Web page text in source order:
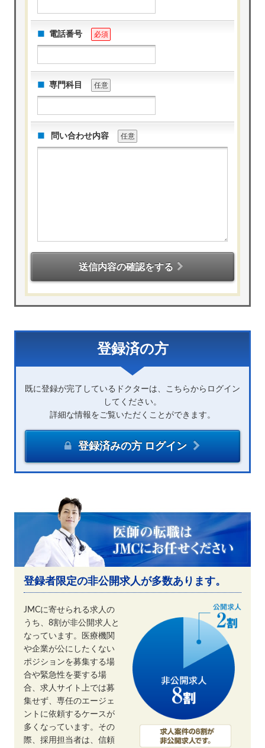
電話番号 必須
専門科目 任意
問い合わせ内容 任意
送信内容の確認をする
登録済の方
既に登録が完了しているドクターは、こちらからログイン
してください。
詳細な情報をご覧いただくことができます。
登録済みの方 ログイン
登録者限定の非公開求人が多数あります。
JMCに寄せられる求人の
うち、8割が非公開求人と
なっています。医療機関
や企業が公にしたくない
ポジションを募集する場
合や緊急性を要する場
合、求人サイト上では募
集せず、専任のエージェ
ントに依頼するケースが
多くなっています。その
際、採用担当者は、信頼